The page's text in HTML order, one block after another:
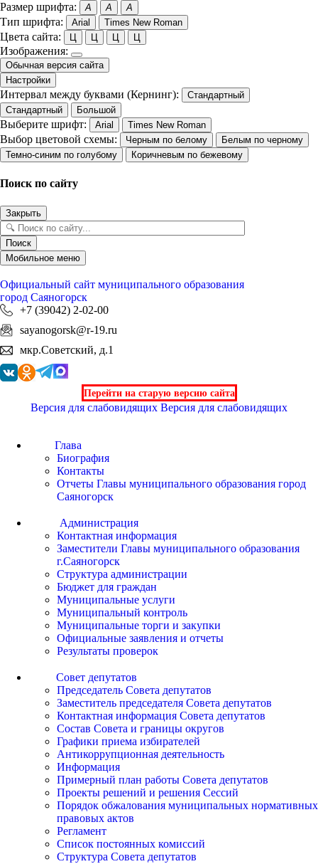
Размер шрифта: A A A
Тип шрифта: Arial Times New Roman
Цвета сайта: Ц Ц Ц Ц
Изображения:
Обычная версия сайта
Настройки
Интервал между буквами (Кернинг):
Стандартный
Стандартный
Большой
Выберите шрифт: Arial Times New Roman
Выбор цветовой схемы: Черным по белому
Белым по черному
Темно-синим по голубому
Коричневым по бежевому
Поиск по сайту
Закрыть
Поиск
Мобильное меню
Официальный сайт муниципального образования
город Саяногорск
+7 (39042) 2-02-00
sayanogorsk@r-19.ru
мкр.Советский, д.1
Перейти на старую версию сайта
Версия для слабовидящих Версия для слабовидящих
Глава
Биография
Контакты
Отчеты Главы муниципального образования город
Саяногорск
Администрация
Контактная информация
Заместители Главы муниципального образования
г.Саяногорск
Структура администрации
Бюджет для граждан
Муниципальные услуги
Муниципальный контроль
Муниципальные торги и закупки
Официальные заявления и отчеты
Результаты проверок
Совет депутатов
Председатель Совета депутатов
Заместитель председателя Совета депутатов
Контактная информация Совета депутатов
Состав Совета и границы округов
Графики приема избирателей
Антикоррупционная деятельность
Информация
Примерный план работы Совета депутатов
Проекты решений и решения Сессий
Порядок обжалования муниципальных нормативных
правовых актов
Регламент
Список постоянных комиссий
Структура Совета депутатов